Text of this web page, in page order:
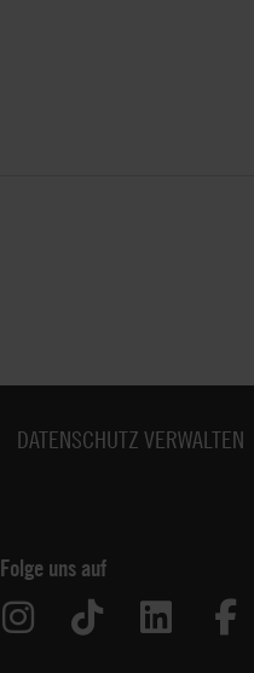
DATENSCHUTZ VERWALTEN
Folge uns auf